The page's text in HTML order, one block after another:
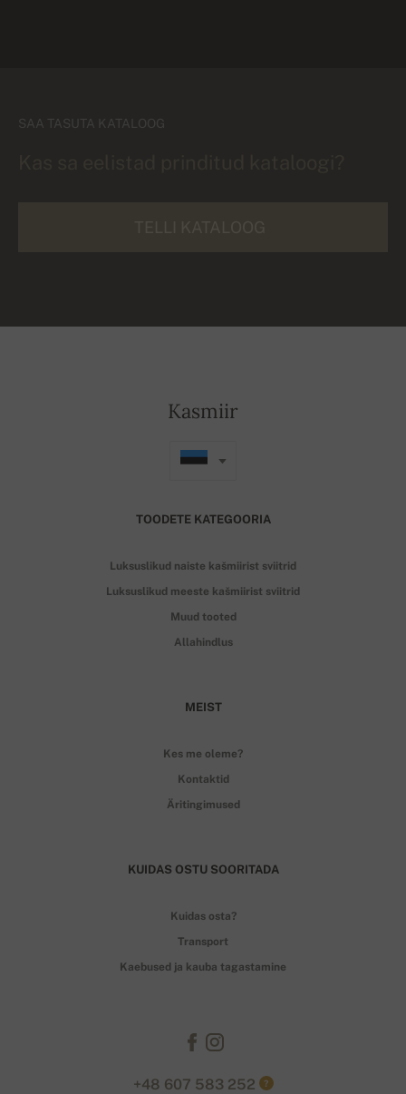
SAA TASUTA KATALOOG
Kasmiir
TOODETE KATEGOORIA
Luksuslikud naiste kašmiirist sviitrid
Luksuslikud meeste kašmiirist sviitrid
Muud tooted
Allahindlus
MEIST
Kes me oleme?
Kontaktid
Äritingimused
KUIDAS OSTU SOORITADA
Kuidas osta?
Transport
Kaebused ja kauba tagastamine
+48 607 583 252 ?